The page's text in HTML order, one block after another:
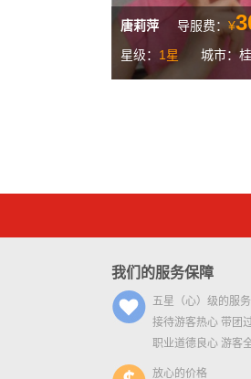
唐莉萍 导服费： ¥
星级： 1星 城市：
我们的服务保障
五星（心）级的服务
接待游客热心 带团
职业道德良心 游客
放心的价格